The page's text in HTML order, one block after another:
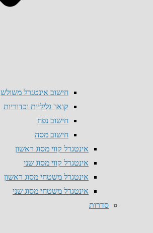
חישוב אינטגרל משולש
קואו' גליליות וכדוריות
חישוב נפח
חישוב מסה
אינטגרל קווי מסוג ראשון
אינטגרל קווי מסוג שני
אינטגרל משטחי מסוג ראשון
אינטגרל משטחי מסוג שני
סדרות